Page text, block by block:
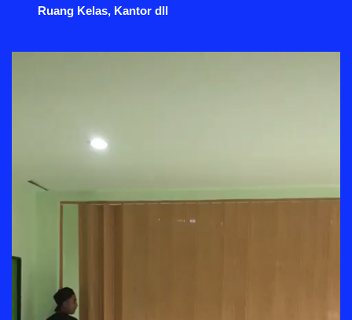
Ruang Kelas, Kantor dll